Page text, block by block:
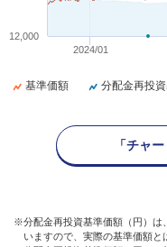
2024/01
12,000
基準価額 分配金再投
「チャ
※分配金再投資基準価額（円）は
いますので、実際の基準価額と